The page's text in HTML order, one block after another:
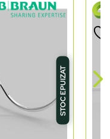
STOC EPUIZAT